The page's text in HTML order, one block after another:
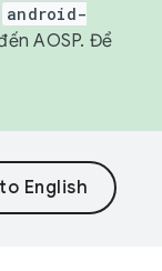
android-
AOSP. Để